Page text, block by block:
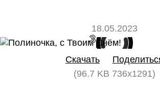
18.05.2023
3
Скачать
(96.7 KB 736x1291)